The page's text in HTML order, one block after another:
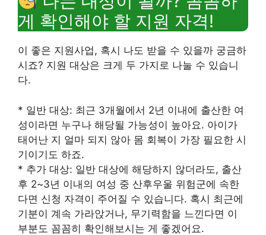
게 확인해야 할 지원 자격!
이 좋은 지원사업, 혹시 나도 받을 수 있을까 궁금하
시죠? 지원 대상은 크게 두 가지로 나눌 수 있습니
다.
* 일반 대상: 최근 3개월에서 2년 이내에 출산한 여
성이라면 누구나 해당될 가능성이 높아요. 아이가
태어난 지 얼마 되지 않아 몸 회복이 가장 필요한 시
기이기도 하죠.
* 추가 대상: 일반 대상에 해당하지 않더라도, 출산
후 2~3년 이내의 여성 중 산후우울 위험군에 속한
다면 신청 자격이 주어질 수 있습니다. 혹시 최근에
기분이 계속 가라앉거나, 무기력함을 느낀다면 이
부분도 꼼꼼히 확인해보시는 게 좋겠어요.